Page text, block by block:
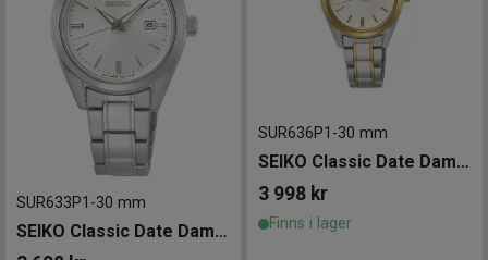
SUR633P1 -30 mm
SEIKO Classic Date Damklocka 30mm
SUR636P1 -30 mm
SEIKO Classic Date Damklocka 30mm
3 998 kr
Finns i lager